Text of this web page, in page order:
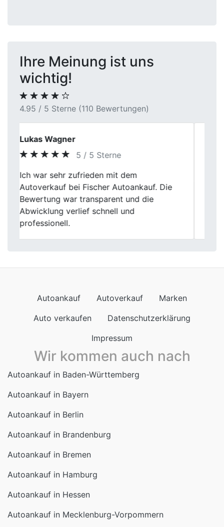
Ihre Meinung ist uns
wichtig!
4.95 / 5 Sterne (110 Bewertungen)
Jonas M.
5 / 5 Sterne
Fischer Autoankauf hat meinen
Gebrauchtwagen in Schwerte fair bewertet
und den Verkauf reibungslos abgewickelt.
Sehr professioneller Service, den ich gerne
weiterempfehle.
Previous
Autoankauf Autoverkauf
Marken
Auto verkaufen
Datenschutzerklärung
Impressum
Wir kommen auch nach
Autoankauf in Baden-Württemberg
Autoankauf in Bayern
Autoankauf in Berlin
Autoankauf in Brandenburg
Autoankauf in Bremen
Autoankauf in Hamburg
Autoankauf in Hessen
Autoankauf in Mecklenburg-Vorpommern